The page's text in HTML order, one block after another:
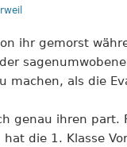
ihr gemorst
machen, als die
genau ihren part.
die 1. Klasse